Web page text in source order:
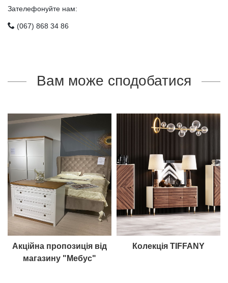
Зателефонуйте нам:
(067) 868 34 86
Вам може сподобатися
Акційна пропозиція від
магазину "Мебус"
Колекція TIFFANY